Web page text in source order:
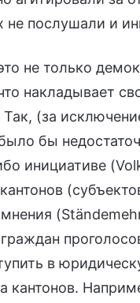
послушали и
не только
накладывает
(за
бы
инициативе
в
кантонов.